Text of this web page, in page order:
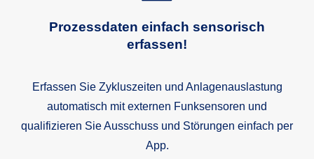
Prozessdaten einfach sensorisch
erfassen!
Erfassen Sie Zykluszeiten und Anlagenauslastung
automatisch mit externen Funksensoren und
qualifizieren Sie Ausschuss und Störungen einfach per
App.